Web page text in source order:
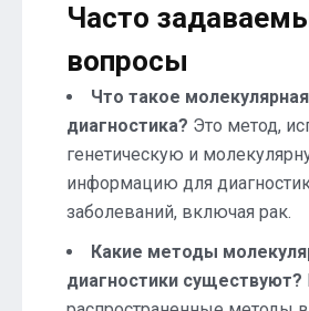
Часто
вопросы
Что такое молекулярная
диагностика? Это метод,
генетическую и
информацию для
заболеваний, включая рак.
Какие методы
диагностики существуют?